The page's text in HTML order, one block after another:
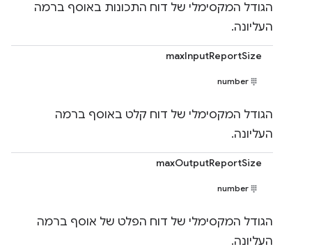
הגודל המקסימלי של דוח התכונות באוסף ברמה
העליונה.
maxInputReportSize
number
הגודל המקסימלי של דוח קלט באוסף ברמה
העליונה.
maxOutputReportSize
number
הגודל המקסימלי של דוח הפלט של אוסף ברמה
העליונה.